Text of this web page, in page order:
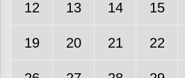
12 13 14 15
19 20 21 22